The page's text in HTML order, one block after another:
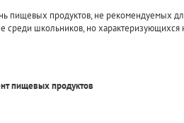
пищевых продуктов, не рекомендуемых
среди школьников, но
пищевых продуктов